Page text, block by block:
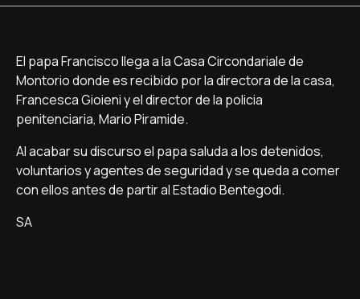
El papa Francisco llega a la Casa Circondariale de
Montorio donde es recibido por la directora de la casa,
Francesca Gioieni y el director de la policia
penitenciaria, Mario Piramide.
Al acabar su discurso el papa saluda a los detenidos,
voluntarios y agentes de seguridad y se queda a comer
con ellos antes de partir al Estadio Bentegodi.
SA